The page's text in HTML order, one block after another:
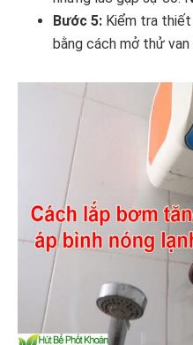
Bước 5: Kiểm tra
bằng cách mở thử van